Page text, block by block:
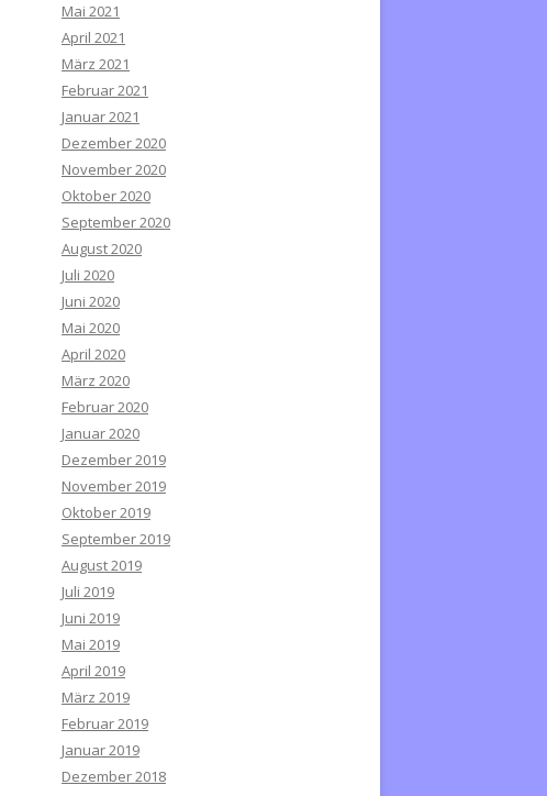
Mai 2021
April 2021
März 2021
Februar 2021
Januar 2021
Dezember 2020
November 2020
Oktober 2020
September 2020
August 2020
Juli 2020
Juni 2020
Mai 2020
April 2020
März 2020
Februar 2020
Januar 2020
Dezember 2019
November 2019
Oktober 2019
September 2019
August 2019
Juli 2019
Juni 2019
Mai 2019
April 2019
März 2019
Februar 2019
Januar 2019
Dezember 2018